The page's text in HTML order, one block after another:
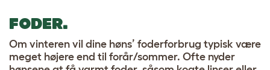
FODER.
Om vinteren vil dine høns’ foderforbrug typisk være
meget højere end til forår/sommer. Ofte nyder